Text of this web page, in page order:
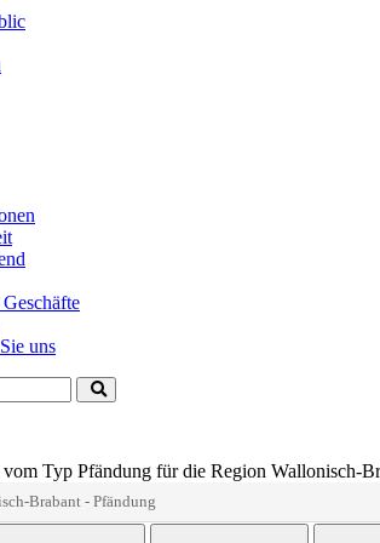
uns
Typ Pfändung für die Region Wallonisch-
Brabant - Pfändung